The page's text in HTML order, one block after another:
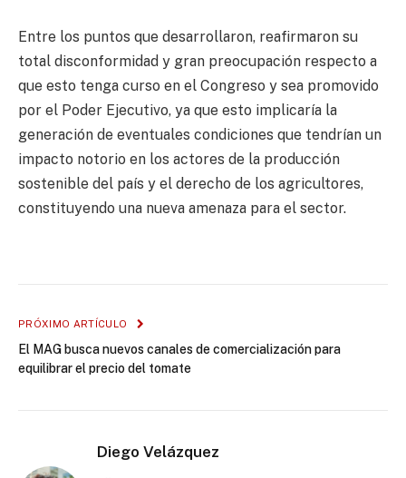
Entre los puntos que desarrollaron, reafirmaron su
total disconformidad y gran preocupación respecto a
que esto tenga curso en el Congreso y sea promovido
por el Poder Ejecutivo, ya que esto implicaría la
generación de eventuales condiciones que tendrían un
impacto notorio en los actores de la producción
sostenible del país y el derecho de los agricultores,
constituyendo una nueva amenaza para el sector.
PRÓXIMO ARTÍCULO
El MAG busca nuevos canales de comercialización para
equilibrar el precio del tomate
Diego Velázquez